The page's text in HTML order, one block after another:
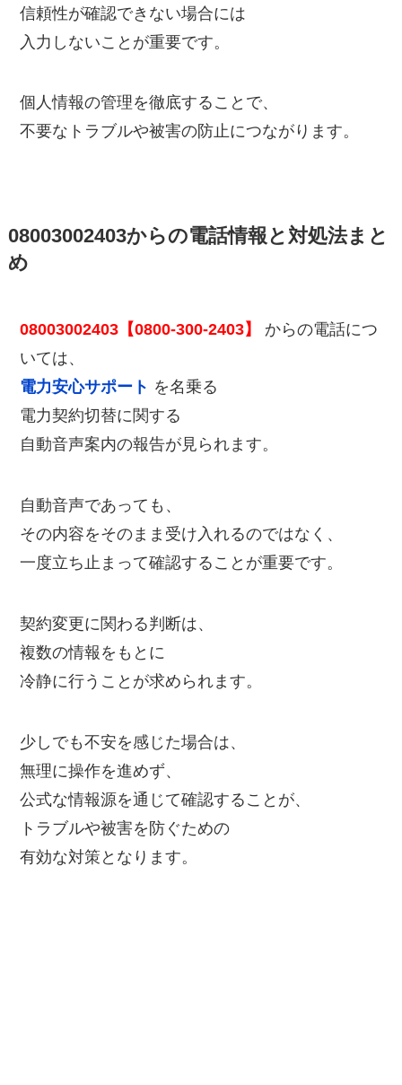
信頼性が確認できない場合には
入力しないことが重要です。
個人情報の管理を徹底することで、
不要なトラブルや被害の防止につながります。
08003002403からの電話情報と対処法まと
め
08003002403【0800-300-2403】
からの電話につ
いては、
電力安心サポート を名乗る
電力契約切替に関する
自動音声案内の報告が見られます。
自動音声であっても、
その内容をそのまま受け入れるのではなく、
一度立ち止まって確認することが重要です。
契約変更に関わる判断は、
複数の情報をもとに
冷静に行うことが求められます。
少しでも不安を感じた場合は、
無理に操作を進めず、
公式な情報源を通じて確認することが、
トラブルや被害を防ぐための
有効な対策となります。